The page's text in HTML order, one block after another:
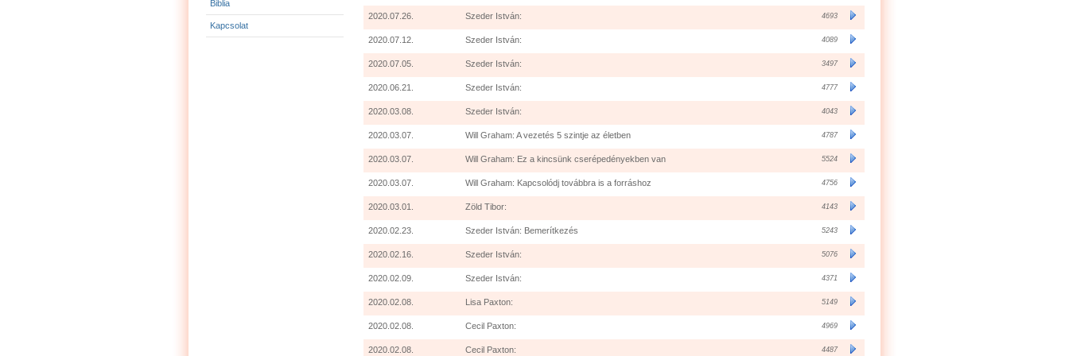
Biblia
Kapcsolat
2020.07.26. Szeder István: 4693
2020.07.12. Szeder István: 4089
2020.07.05. Szeder István: 3497
2020.06.21. Szeder István: 4777
2020.03.08. Szeder István: 4043
2020.03.07. Will Graham: A vezetés 5 szintje az életben 4787
2020.03.07. Will Graham: Ez a kincsünk cserépedényekben van 5524
2020.03.07. Will Graham: Kapcsolódj továbbra is a forráshoz 4756
2020.03.01. Zöld Tibor: 4143
2020.02.23. Szeder István: Bemerítkezés 5243
2020.02.16. Szeder István: 5076
2020.02.09. Szeder István: 4371
2020.02.08. Lisa Paxton: 5149
2020.02.08. Cecil Paxton: 4969
2020.02.08. Cecil Paxton: 4487